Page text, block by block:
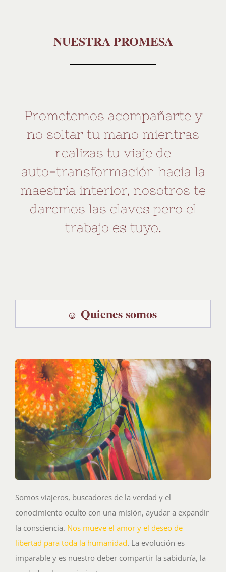
NUESTRA PROMESA
Prometemos acompañarte y
no soltar tu mano mientras
realizas tu viaje de
auto-transformación hacia la
maestría interior, nosotros te
daremos las claves pero el
trabajo es tuyo.
Quienes somos
Somos viajeros, buscadores de la verdad y el
conocimiento oculto con una misión, ayudar a expandir
la consciencia. Nos mueve el amor y el deseo de
libertad para toda la humanidad. La evolución es
imparable y es nuestro deber compartir la sabiduría, la